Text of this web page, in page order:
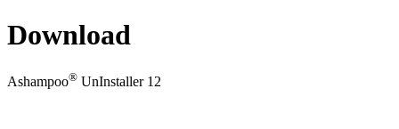
Download
Ashampoo® UnInstaller 12